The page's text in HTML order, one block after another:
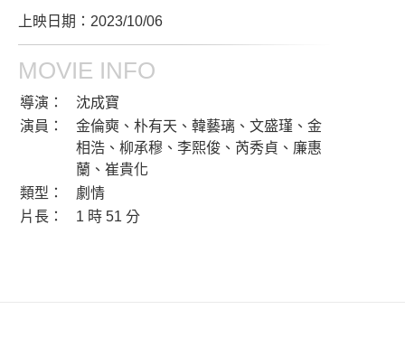
上映日期：2023/10/06
MOVIE INFO
導演：
沈成寶
演員：
金倫奭、朴有天、韓藝璃、文盛瑾、金
相浩、柳承穆、李熙俊、芮秀貞、廉惠
蘭、崔貴化
類型：
劇情
片長：
1 時 51 分